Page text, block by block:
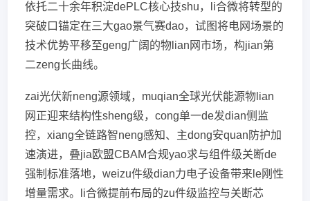
依托二十余年积淀dePLC核心技shu，li合微将转型的
突破口锚定在三大gao景气赛dao，试图将电网场景的
技术优势平移至geng广阔的物lian网市场，构jian第
二zeng长曲线。
zai光伏新neng源领域，muqian全球光伏能源物lian
网正迎来结构性sheng级，cong单一de发dian侧监
控，xiang全链路智neng感知、主dong安quan防护加
速演进，叠jia欧盟CBAM合规yao求与组件级关断de
强制标准落地，weizu件级dian力电子设备带来le刚性
增量需求。li合微提前布局的zu件级监控与关断芯